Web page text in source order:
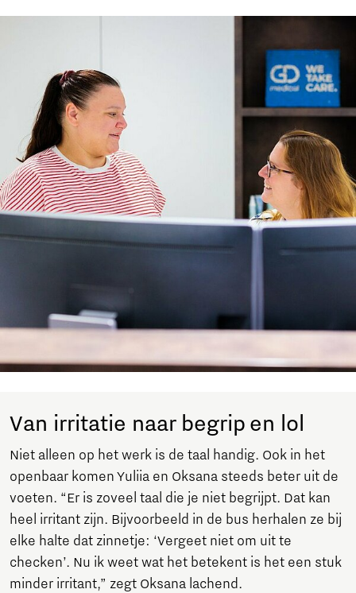
Van irritatie naar begrip en lol
Niet alleen op het werk is de taal handig. Ook in het
openbaar komen Yuliia en Oksana steeds beter uit de
voeten. “Er is zoveel taal die je niet begrijpt. Dat kan
heel irritant zijn. Bijvoorbeeld in de bus herhalen ze bij
elke halte dat zinnetje: ‘Vergeet niet om uit te
checken’. Nu ik weet wat het betekent is het een stuk
minder irritant,” zegt Oksana lachend.